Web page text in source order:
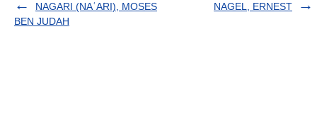
NAGARI (NAʿARI), MOSES
BEN JUDAH
NAGEL, ERNEST